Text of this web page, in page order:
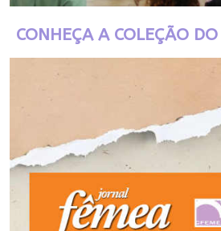
CONHEÇA A COLEÇÃO